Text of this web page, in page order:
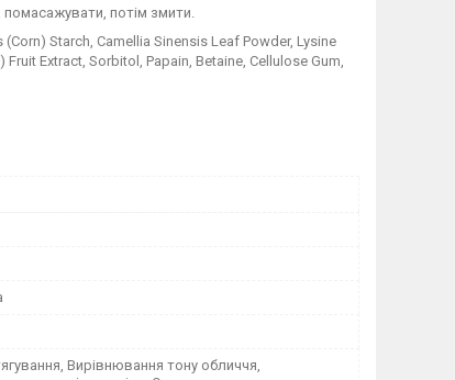
потім змити.
Starch, Camellia Sinensis Leaf Powder, Lysine
Extract, Sorbitol, Papain, Betaine, Cellulose Gum,
Вирівнювання тону обличчя,